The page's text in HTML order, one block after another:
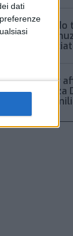
dati
di
Condor
Piacenza
Park